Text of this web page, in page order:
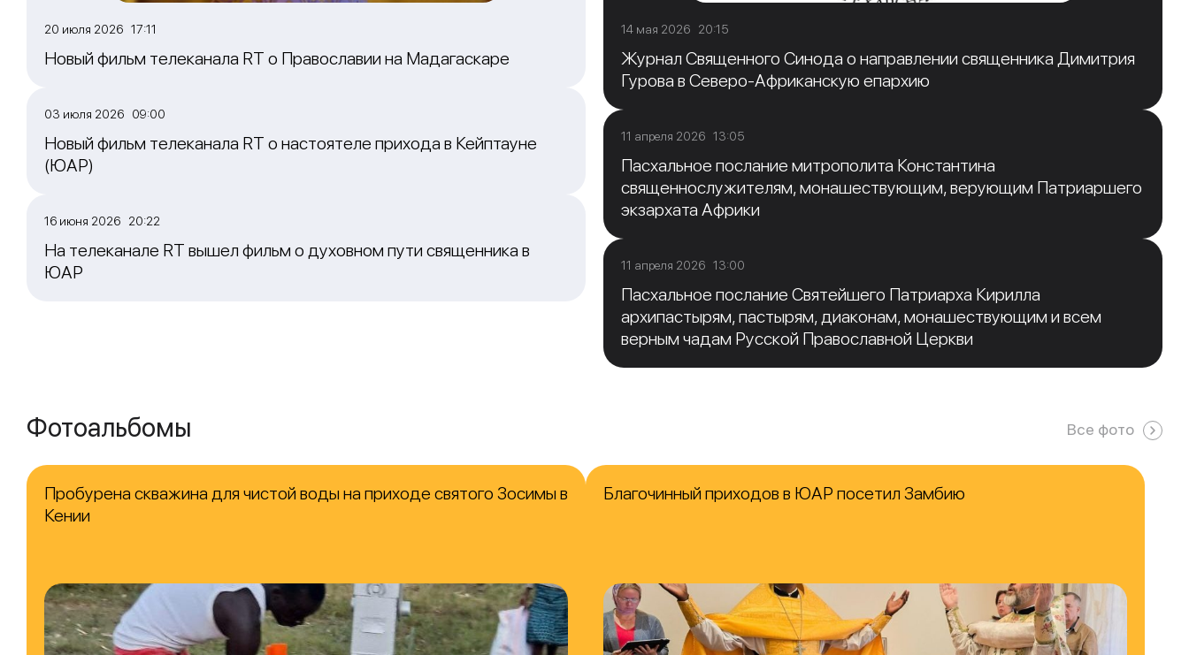
20 июля 2026 17:11
Новый фильм телеканала RT о Православии на Мадагаскаре
03 июля 2026 09:00
Новый фильм телеканала RT о настоятеле прихода в Кейптауне
(ЮАР)
16 июня 2026 20:22
На телеканале RT вышел фильм о духовном пути священника в
ЮАР
14 мая 2026 20:15
Журнал Священного Синода о направлении священника Димитрия
Гурова в Северо-Африканскую епархию
11 апреля 2026 13:05
Пасхальное послание митрополита Константина
священнослужителям, монашествующим, верующим Патриаршего
экзархата Африки
11 апреля 2026 13:00
Пасхальное послание Святейшего Патриарха Кирилла
архипастырям, пастырям, диаконам, монашествующим и всем
верным чадам Русской Православной Церкви
Фотоальбомы Все фото
Пробурена скважина для чистой воды на приходе святого Зосимы в
Кении
Благочинный приходов в ЮАР посетил Замбию